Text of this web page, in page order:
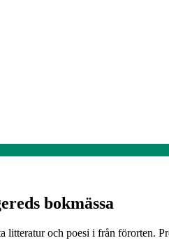
bokmässa
och poesi i från förorten.